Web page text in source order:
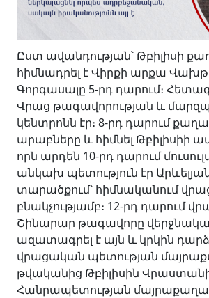
Ըստ ավանդության՝ Թբիլիսի
հիմնադրել է Վիրքի արքա
Գորգասալը 5-րդ դարում։
Վրաց թագավորության և
կենտրոնն էր։ 8-րդ դարում
արաբները և հիմնել Թբիլիսիի
որն արդեն 10-րդ դարում
անկախ պետություն էր
տարածքում՝ հիմնականում
բնակչությամբ։ 12-րդ դարում
Շինարար թագավորը
ազատագրել է այն և կրկին
վրացական պետության
թվականից Թբիլիսին
Հանրապետության